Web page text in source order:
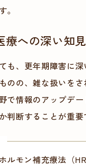
。
療への深い知
も、更年期障害に
のの、雑な扱いを
で情報のアップデ
判断することが重要
ルモン補充療法（